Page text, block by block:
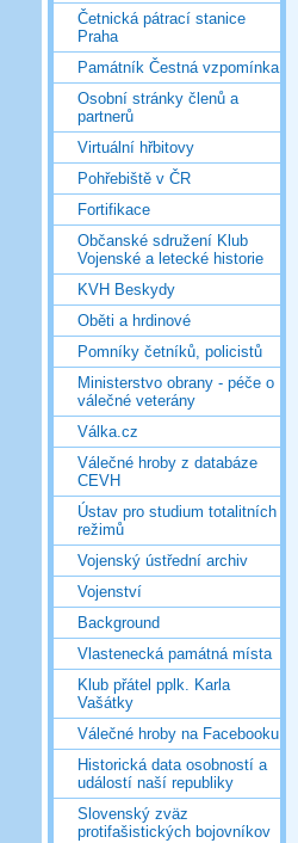
Četnická pátrací stanice
Praha
Památník Čestná vzpomínka
Osobní stránky členů a
partnerů
Virtuální hřbitovy
Pohřebiště v ČR
Fortifikace
Občanské sdružení Klub
Vojenské a letecké historie
KVH Beskydy
Oběti a hrdinové
Pomníky četníků, policistů
Ministerstvo obrany - péče o
válečné veterány
Válka.cz
Válečné hroby z databáze
CEVH
Ústav pro studium totalitních
režimů
Vojenský ústřední archiv
Vojenství
Background
Vlastenecká památná místa
Klub přátel pplk. Karla
Vašátky
Válečné hroby na Facebooku
Historická data osobností a
událostí naší republiky
Slovenský zväz
protifašistických bojovníkov